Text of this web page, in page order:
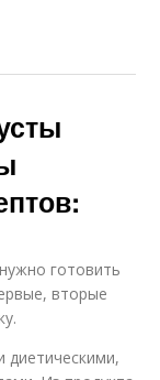
готовить
вторые
диетическими,